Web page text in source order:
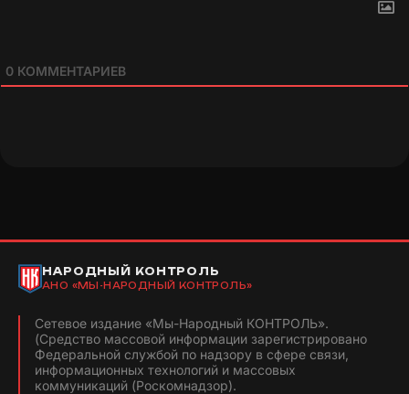
0 КОММЕНТАРИЕВ
НАРОДНЫЙ КОНТРОЛЬ
АНО «МЫ-НАРОДНЫЙ КОНТРОЛЬ»
Сетевое издание «Мы-Народный КОНТРОЛЬ».
(Средство массовой информации зарегистрировано
Федеральной службой по надзору в сфере связи,
информационных технологий и массовых
коммуникаций (Роскомнадзор).